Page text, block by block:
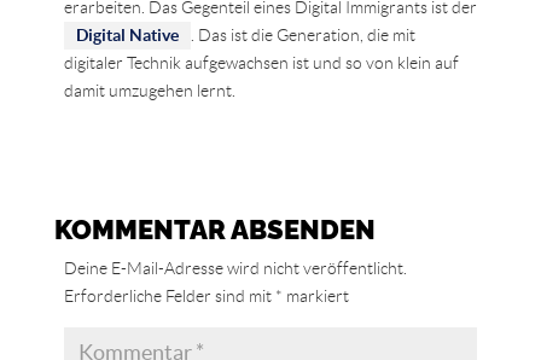
erarbeiten. Das Gegenteil eines Digital Immigrants ist der
Digital Native
. Das ist die Generation, die mit
digitaler Technik aufgewachsen ist und so von klein auf
damit umzugehen lernt.
KOMMENTAR ABSENDEN
Deine E-Mail-Adresse wird nicht veröffentlicht.
Erforderliche Felder sind mit * markiert